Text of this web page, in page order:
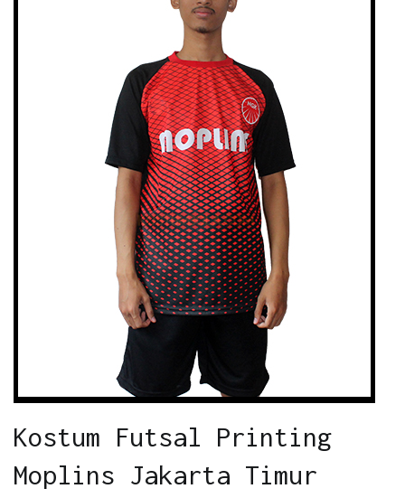
Kostum Futsal Printing
Moplins Jakarta Timur